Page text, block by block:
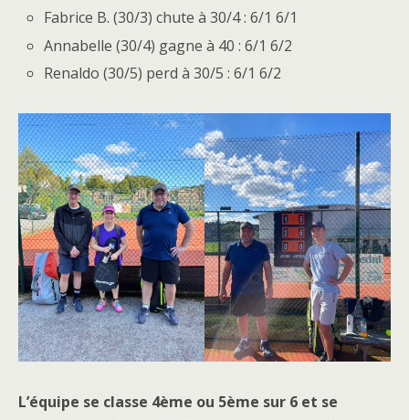
Fabrice B. (30/3) chute à 30/4 : 6/1 6/1
Annabelle (30/4) gagne à 40 : 6/1 6/2
Renaldo (30/5) perd à 30/5 : 6/1 6/2
L’équipe se classe 4ème ou 5ème sur 6 et se